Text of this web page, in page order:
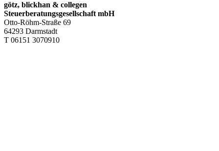
götz, blickhan & collegen
Steuerberatungsgesellschaft mbH
Otto-Röhm-Straße 69
64293 Darmstadt
T 06151 3070910